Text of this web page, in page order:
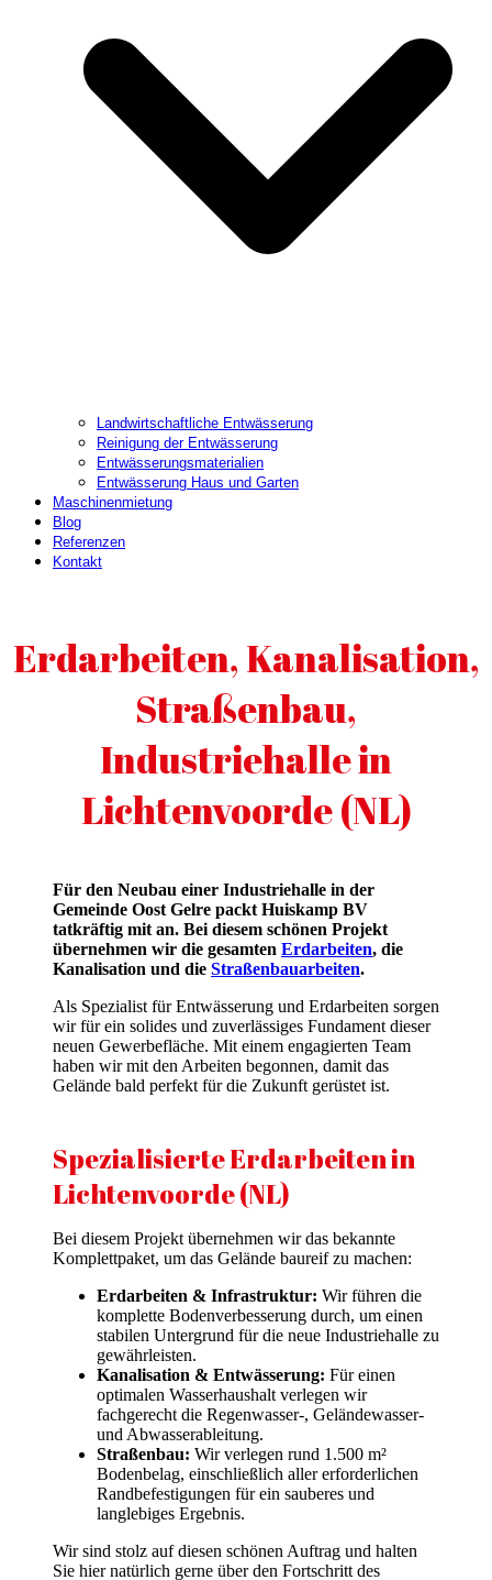
Landwirtschaftliche Entwässerung
Reinigung der Entwässerung
Entwässerungsmaterialien
Entwässerung Haus und Garten
Maschinenmietung
Blog
Referenzen
Kontakt
Erdarbeiten, Kanalisation,
Straßenbau,
Industriehalle in
Lichtenvoorde (NL)
Für den Neubau einer Industriehalle in der
Gemeinde Oost Gelre packt Huiskamp BV
tatkräftig mit an. Bei diesem schönen Projekt
übernehmen wir die gesamten Erdarbeiten, die
Kanalisation und die Straßenbauarbeiten.
Als Spezialist für Entwässerung und Erdarbeiten sorgen
wir für ein solides und zuverlässiges Fundament dieser
neuen Gewerbefläche. Mit einem engagierten Team
haben wir mit den Arbeiten begonnen, damit das
Gelände bald perfekt für die Zukunft gerüstet ist.
Spezialisierte Erdarbeiten in
Lichtenvoorde (NL)
Bei diesem Projekt übernehmen wir das bekannte
Komplettpaket, um das Gelände baureif zu machen:
Erdarbeiten & Infrastruktur: Wir führen die
komplette Bodenverbesserung durch, um einen
stabilen Untergrund für die neue Industriehalle zu
gewährleisten.
Kanalisation & Entwässerung: Für einen
optimalen Wasserhaushalt verlegen wir
fachgerecht die Regenwasser-, Geländewasser-
und Abwasserableitung.
Straßenbau: Wir verlegen rund 1.500 m²
Bodenbelag, einschließlich aller erforderlichen
Randbefestigungen für ein sauberes und
langlebiges Ergebnis.
Wir sind stolz auf diesen schönen Auftrag und halten
Sie hier natürlich gerne über den Fortschritt des